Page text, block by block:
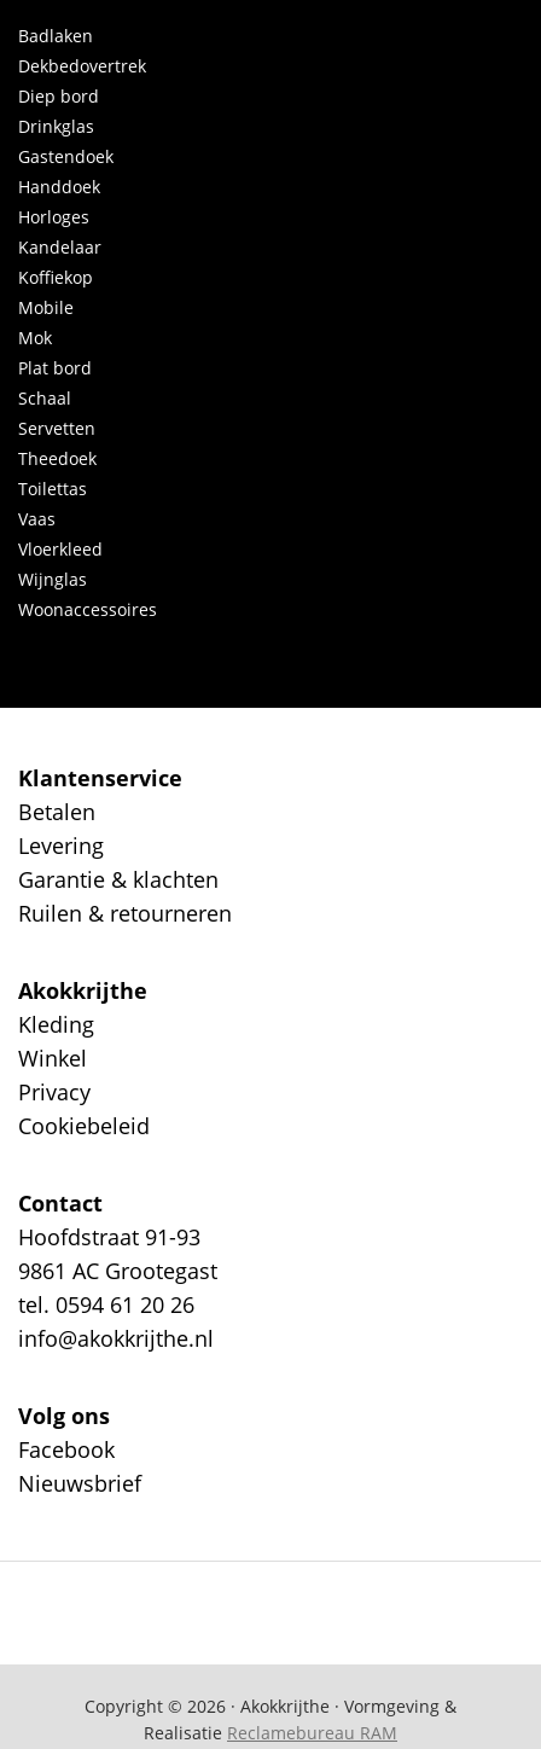
Badlaken
Dekbedovertrek
Diep bord
Drinkglas
Gastendoek
Handdoek
Horloges
Kandelaar
Koffiekop
Mobile
Mok
Plat bord
Schaal
Servetten
Theedoek
Toilettas
Vaas
Vloerkleed
Wijnglas
Woonaccessoires
Klantenservice
Betalen
Levering
Garantie & klachten
Ruilen & retourneren
Akokkrijthe
Kleding
Winkel
Privacy
Cookiebeleid
Contact
Hoofdstraat 91-93
9861 AC Grootegast
tel. 0594 61 20 26
info@akokkrijthe.nl
Volg ons
Facebook
Nieuwsbrief
Copyright © 2026 · Akokkrijthe · Vormgeving &
Realisatie Reclamebureau RAM